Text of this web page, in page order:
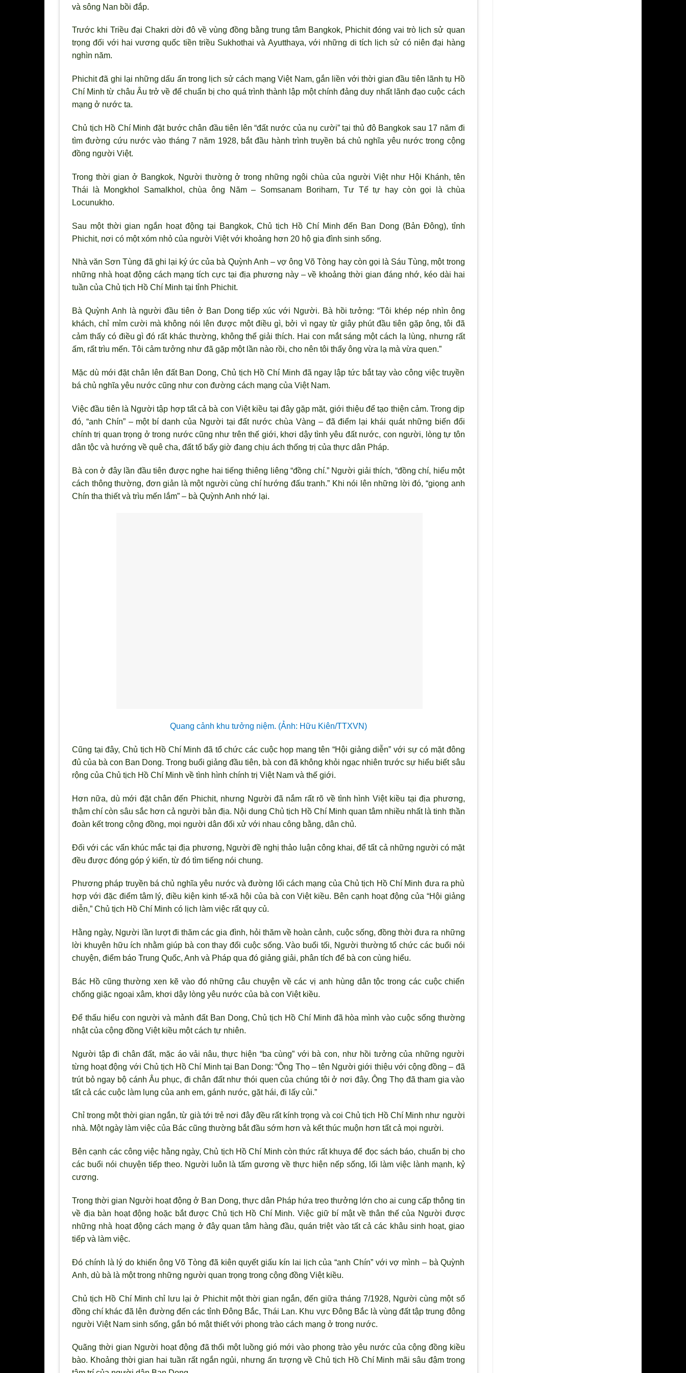
và sông Nan bồi đắp.
Trước khi Triều đại Chakri dời đô về vùng đồng bằng trung tâm Bangkok, Phichit đóng vai trò lịch sử quan
trọng đối với hai vương quốc tiền triều Sukhothai và Ayutthaya, với những di tích lịch sử có niên đại hàng
nghìn năm.
Phichit đã ghi lại những dấu ấn trong lịch sử cách mạng Việt Nam, gắn liền với thời gian đầu tiên lãnh tụ Hồ
Chí Minh từ châu Âu trở về để chuẩn bị cho quá trình thành lập một chính đảng duy nhất lãnh đạo cuộc cách
mạng ở nước ta.
Chủ tịch Hồ Chí Minh đặt bước chân đầu tiên lên “đất nước của nụ cười” tại thủ đô Bangkok sau 17 năm đi
tìm đường cứu nước vào tháng 7 năm 1928, bắt đầu hành trình truyền bá chủ nghĩa yêu nước trong cộng
đồng người Việt.
Trong thời gian ở Bangkok, Người thường ở trong những ngôi chùa của người Việt như Hội Khánh, tên
Thái là Mongkhol Samalkhol, chùa ông Năm – Somsanam Boriharn, Tư Tế tự hay còn gọi là chùa
Locunukho.
Sau một thời gian ngắn hoạt động tại Bangkok, Chủ tịch Hồ Chí Minh đến Ban Dong (Bản Đông), tỉnh
Phichit, nơi có một xóm nhỏ của người Việt với khoảng hơn 20 hộ gia đình sinh sống.
Nhà văn Sơn Tùng đã ghi lại ký ức của bà Quỳnh Anh – vợ ông Võ Tòng hay còn gọi là Sáu Tùng, một trong
những nhà hoạt động cách mạng tích cực tại địa phương này – về khoảng thời gian đáng nhớ, kéo dài hai
tuần của Chủ tịch Hồ Chí Minh tại tỉnh Phichit.
Bà Quỳnh Anh là người đầu tiên ở Ban Dong tiếp xúc với Người. Bà hồi tưởng: “Tôi khép nép nhìn ông
khách, chỉ mỉm cười mà không nói lên được một điều gì, bởi vì ngay từ giây phút đầu tiên gặp ông, tôi đã
cảm thấy có điều gì đó rất khác thường, không thể giải thích. Hai con mắt sáng một cách lạ lùng, nhưng rất
ấm, rất trìu mến. Tôi cảm tưởng như đã gặp một lần nào rồi, cho nên tôi thấy ông vừa lạ mà vừa quen.”
Mặc dù mới đặt chân lên đất Ban Dong, Chủ tịch Hồ Chí Minh đã ngay lập tức bắt tay vào công việc truyền
bá chủ nghĩa yêu nước cũng như con đường cách mạng của Việt Nam.
Việc đầu tiên là Người tập hợp tất cả bà con Việt kiều tại đây gặp mặt, giới thiệu để tạo thiện cảm. Trong dịp
đó, “anh Chín” – một bí danh của Người tại đất nước chùa Vàng – đã điểm lại khái quát những biến đổi
chính trị quan trọng ở trong nước cũng như trên thế giới, khơi dậy tình yêu đất nước, con người, lòng tự tôn
dân tộc và hướng về quê cha, đất tổ bấy giờ đang chịu ách thống trị của thực dân Pháp.
Bà con ở đây lần đầu tiên được nghe hai tiếng thiêng liêng “đồng chí.” Người giải thích, “đồng chí, hiểu một
cách thông thường, đơn giản là một người cùng chí hướng đấu tranh.” Khi nói lên những lời đó, “giọng anh
Chín tha thiết và trìu mến lắm” – bà Quỳnh Anh nhớ lại.
Quang cảnh khu tưởng niệm. (Ảnh: Hữu Kiên/TTXVN)
Cũng tại đây, Chủ tịch Hồ Chí Minh đã tổ chức các cuộc họp mang tên “Hội giảng diễn” với sự có mặt đông
đủ của bà con Ban Dong. Trong buổi giảng đầu tiên, bà con đã không khỏi ngạc nhiên trước sự hiểu biết sâu
rộng của Chủ tịch Hồ Chí Minh về tình hình chính trị Việt Nam và thế giới.
Hơn nữa, dù mới đặt chân đến Phichit, nhưng Người đã nắm rất rõ về tình hình Việt kiều tại địa phương,
thậm chí còn sâu sắc hơn cả người bản địa. Nội dung Chủ tịch Hồ Chí Minh quan tâm nhiều nhất là tinh thần
đoàn kết trong cộng đồng, mọi người dân đối xử với nhau công bằng, dân chủ.
Đối với các vấn khúc mắc tại địa phương, Người đề nghị thảo luận công khai, để tất cả những người có mặt
đều được đóng góp ý kiến, từ đó tìm tiếng nói chung.
Phương pháp truyền bá chủ nghĩa yêu nước và đường lối cách mạng của Chủ tịch Hồ Chí Minh đưa ra phù
hợp với đặc điểm tâm lý, điều kiện kinh tế-xã hội của bà con Việt kiều. Bên cạnh hoạt động của “Hội giảng
diễn,” Chủ tịch Hồ Chí Minh có lịch làm việc rất quy củ.
Hằng ngày, Người lần lượt đi thăm các gia đình, hỏi thăm về hoàn cảnh, cuộc sống, đồng thời đưa ra những
lời khuyên hữu ích nhằm giúp bà con thay đổi cuộc sống. Vào buổi tối, Người thường tổ chức các buổi nói
chuyện, điểm báo Trung Quốc, Anh và Pháp qua đó giảng giải, phân tích để bà con cùng hiểu.
Bác Hồ cũng thường xen kẽ vào đó những câu chuyện về các vị anh hùng dân tộc trong các cuộc chiến
chống giặc ngoại xâm, khơi dậy l òng yêu nước của bà con Việt kiều.
Để thấu hiểu con người và mảnh đất Ban Dong, Chủ tịch Hồ Chí Minh đã hòa mình vào cuộc sống thường
nhật của cộng đồng Việt kiều một cách tự nhiên.
Người tập đi chân đất, mặc áo vải nâu, thực hiện “ba cùng” với bà con, như hồi tưởng của những người
từng hoạt động với Chủ tịch Hồ Chí Minh tại Ban Dong: “Ông Thọ – tên Người giới thiệu với cộng đồng – đã
trút bỏ ngay bộ cánh Âu phục, đi chân đất như thói quen của chúng tôi ở nơi đây. Ông Thọ đã tham gia vào
tất cả các cuộc làm lụng của anh em, gánh nước, gặt hái, đi lấy củi.”
Chỉ trong một thời gian ngắn, từ già tới trẻ nơi đây đều rất kính trọng và coi Chủ tịch Hồ Chí Minh như người
nhà. Một ngày làm việc của Bác cũng thường bắt đầu sớm hơn và kết thúc muộn hơn tất cả mọi người.
Bên cạnh các công việc hằng ngày, Chủ tịch Hồ Chí Minh còn thức rất khuya để đọc sách báo, chuẩn bị cho
các buổi nói chuyện tiếp theo. Người luôn là tấm gương về thực hiện nếp sống, lối làm việc lành mạnh, kỷ
cương.
Trong thời gian Người hoạt động ở Ban Dong, thực dân Pháp hứa treo thưởng lớn cho ai cung cấp thông tin
về địa bàn hoạt động hoặc bắt được Chủ tịch Hồ Chí Minh. Việc giữ bí mật về thân thế của Người được
những nhà hoạt động cách mạng ở đây quan tâm hàng đầu, quán triệt vào tất cả các khâu sinh hoạt, giao
tiếp và làm việc.
Đó chính là lý do khiến ông Võ Tòng đã kiên quyết giấu kín lai lịch của “anh Chín” với vợ mình – bà Quỳnh
Anh, dù bà là một trong những người quan trọng trong cộng đồng Việt kiều.
Chủ tịch Hồ Chí Minh chỉ lưu lại ở Phichit một thời gian ngắn, đến giữa tháng 7/1928, Người cùng một số
đồng chí khác đã lên đường đến các tỉnh Đông Bắc, Thái Lan. Khu vực Đông Bắc là vùng đất tập trung đông
người Việt Nam sinh sống, gắn bó mật thiết với phong trào cách mạng ở trong nước.
Quãng thời gian Người hoạt động đã thổi một luồng gió mới vào phong trào yêu nước của cộng đồng kiều
bào. Khoảng thời gian hai tuần rất ngắn ngủi, nhưng ấn tượng về Chủ tịch Hồ Chí Minh mãi sâu đậm trong